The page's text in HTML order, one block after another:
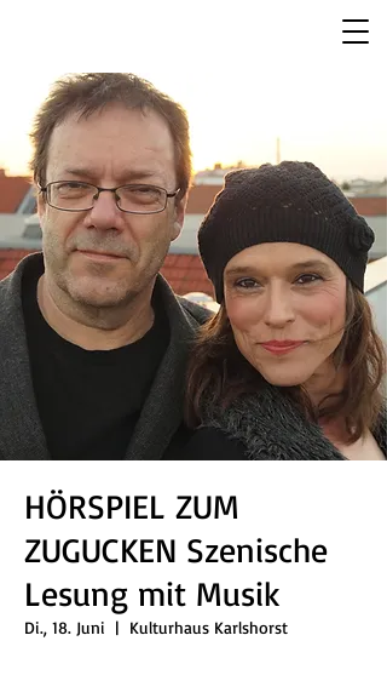
HÖRSPIEL ZUM
ZUGUCKEN Szenische
Lesung mit Musik
Di., 18. Juni
  |
Kulturhaus Karlshorst